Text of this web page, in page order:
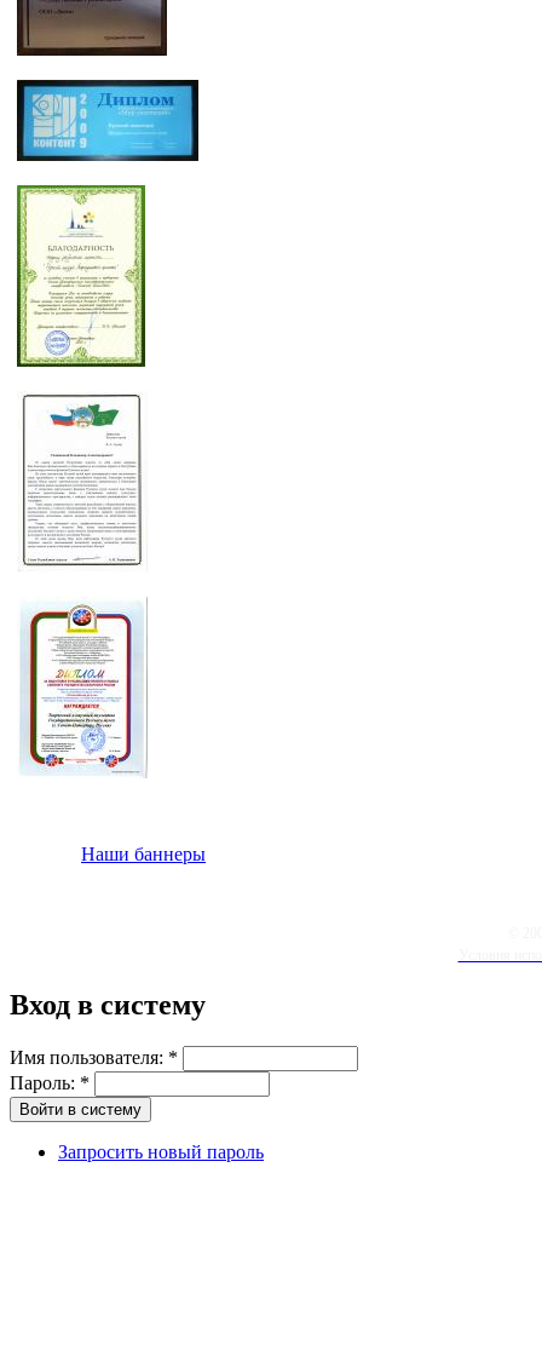
Наши баннеры
Вход в систему
Имя пользователя: *
Пароль: *
Запросить новый пароль